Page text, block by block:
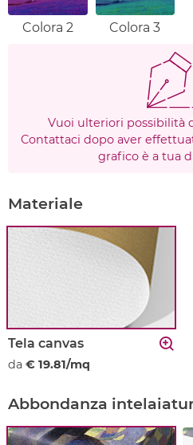
Colora 2 Colora 3
Vuoi ulteriori possibilità
Contattaci dopo aver
grafico è a tua
Materiale
Tela canvas
da € 19.81/mq
Abbondanza